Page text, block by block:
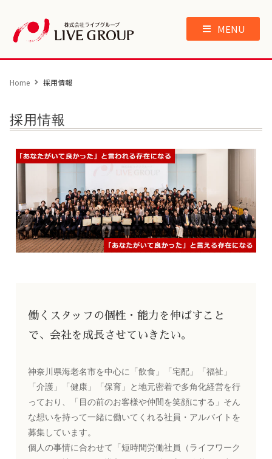
MENU
Home 採用情報
採用情報
働くスタッフの個性・能力を伸ばすこと
で、会社を成長させていきたい。
神奈川県海老名市を中心に「飲食」「宅配」「福祉」
「介護」「健康」「保育」と地元密着で多角化経営を行
っており、
「目の前のお客様や仲間を笑顔にする」そん
な想いを持って一緒に働いてくれる社員・アルバイトを
募集しています。
個人の事情に合わせて「短時間労働社員（ライフワーク